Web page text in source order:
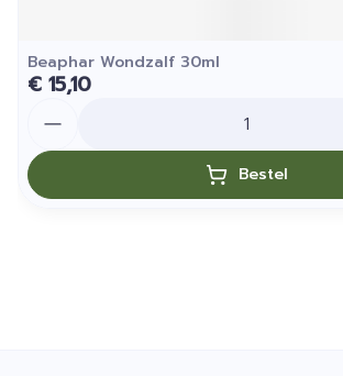
Beaphar Wondzalf 30ml
€ 15,10
Bestel